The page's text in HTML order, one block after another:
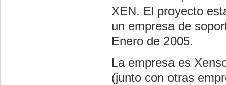
XEN. El proyecto
un empresa de
Enero de 2005.
La empresa es
(junto con otras